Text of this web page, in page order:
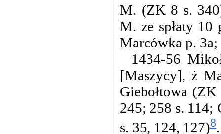
M. (ZK 8 s.
M. ze spłaty
Marcówka p.
1434-56
[Maszycy], ż
Giebołtowa
245; 258 s. 114;
s. 35, 124, 127)8.